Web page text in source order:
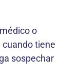
o
tiene
sospechar